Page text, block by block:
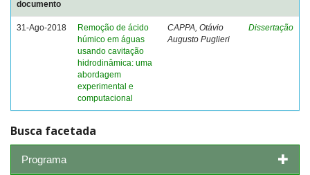
documento
31-Ago-2018
Remoção de ácido
húmico em águas
usando cavitação
hidrodinâmica: uma
abordagem
experimental e
computacional
CAPPA, Otávio
Augusto Puglieri
Dissertação
Busca facetada
Programa